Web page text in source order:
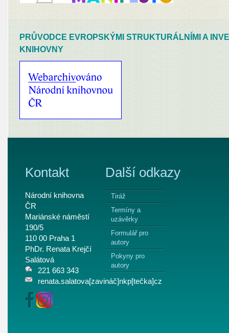
PRŮVODCE EVROPSKÝMI STRUKTURÁLNÍMI A
KNIHOVNY
Kontakt
Národní knihovna
ČR
Mariánské náměstí
190/5
110 00 Praha 1
PhDr. Renata Krejčí
Salátová
221 663 343
renata.salatova[zavináč]nkp[tečka]cz
Další odkazy
Tiráž
Termíny a
uzávěrky
Formulář pro
autory
Pokyny pro
autory